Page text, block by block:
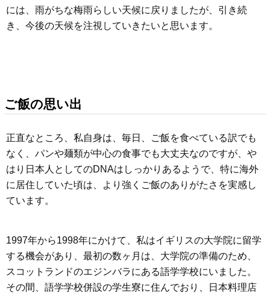
には、雨がちな梅雨らしい天候に戻りましたが、引き続
き、今後の天候を注視していきたいと思います。
ご飯の思い出
正直なところ、私自身は、毎日、ご飯を食べている訳でも
なく、パンや麺類が中心の食事でも大丈夫なのですが、や
はり日本人としてのDNAはしっかりあるようで、特に海外
に居住していた頃は、より強くご飯のありがたさを実感し
ています。
1997年から1998年にかけて、私はイギリスの大学院に留学
する機会があり、最初の数ヶ月は、大学院の準備のため、
スコットランドのエジンバラにある語学学校にいました。
その間、語学学校併設の学生寮に住んでおり、日本料理店